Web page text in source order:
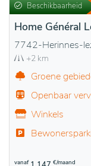
Beschikbaarheid
Home Général
7742-Herinnes-
+2 km
Groene
Openbaar
Winkels
vanaf €/maand